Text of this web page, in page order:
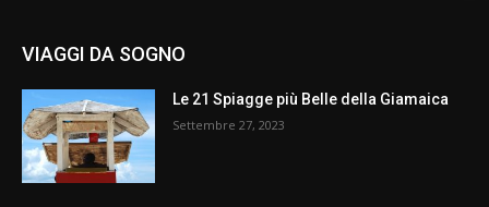
VIAGGI DA SOGNO
Le 21 Spiagge più Belle della Giamaica
Settembre 27, 2023